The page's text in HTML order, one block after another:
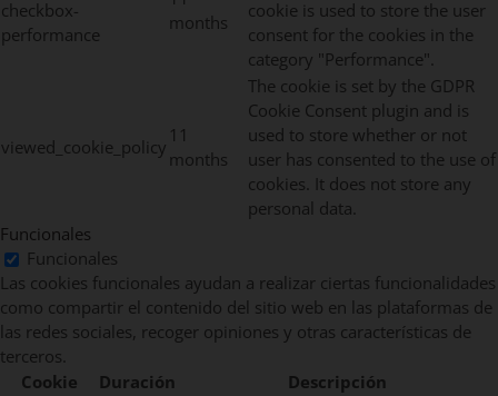
checkbox-
performance
months
cookie is used to store the user
consent for the cookies in the
category "Performance".
viewed_cookie_policy
11
months
The cookie is set by the GDPR
Cookie Consent plugin and is
used to store whether or not
user has consented to the use of
cookies. It does not store any
personal data.
Funcionales
Funcionales
Las cookies funcionales ayudan a realizar ciertas funcionalidades
como compartir el contenido del sitio web en las plataformas de
las redes sociales, recoger opiniones y otras características de
terceros.
Cookie
Duración Descripción